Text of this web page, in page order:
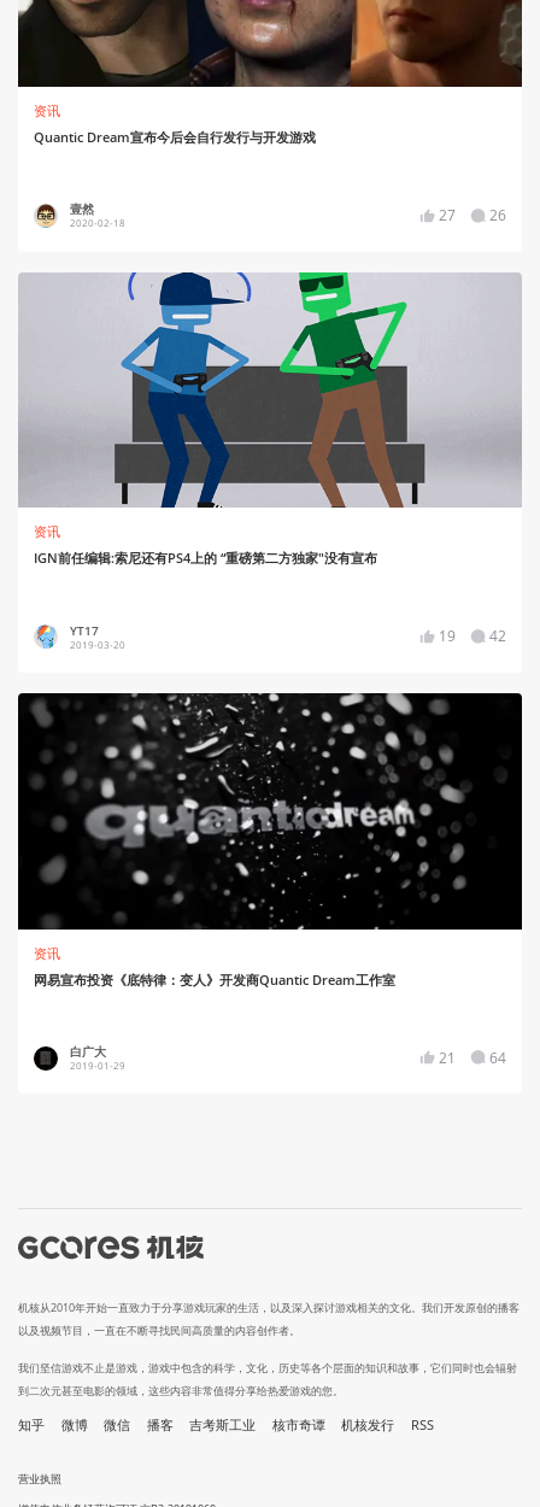
资讯
Quantic Dream宣布今后会自行发行与开发游戏
壹然
2020-02-18 27 26
资讯
IGN前任编辑:索尼还有PS4上的 “重磅第二方独家"没有宣布
YT17
2019-03-20 19 42
资讯
网易宣布投资《底特律：变人》开发商Quantic Dream工作室
白广大
2019-01-29 21 64
机核从2010年开始一直致力于分享游戏玩家的生活，以及深入探讨游戏相关的文化。我们开发原创的播客
以及视频节目，一直在不断寻找民间高质量的内容创作者。
我们坚信游戏不止是游戏，游戏中包含的科学，文化，历史等各个层面的知识和故事，它们同时也会辐射
到二次元甚至电影的领域，这些内容非常值得分享给热爱游戏的您。
知乎 微博 微信 播客 吉考斯工业 核市奇谭 机核发行 RSS
营业执照